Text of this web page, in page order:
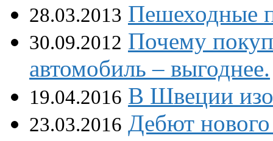
28.03.2013 Пешеходные
30.09.2012 Почему
автомобиль – выгоднее.
19.04.2016 В Швеции
23.03.2016 Дебют